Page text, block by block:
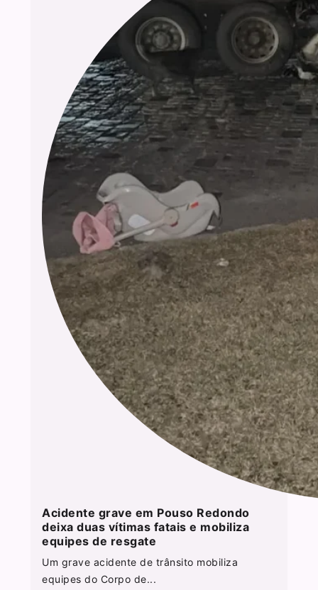
Acidente grave em Pouso Redondo
deixa duas vítimas fatais e mobiliza
equipes de resgate
Um grave acidente de trânsito mobiliza
equipes do Corpo de...